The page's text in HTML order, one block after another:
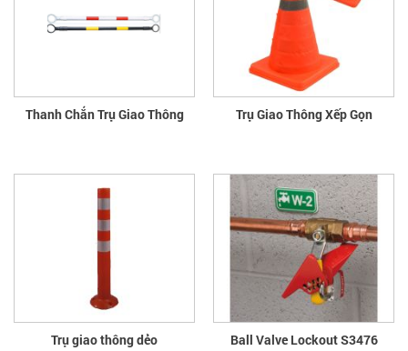
Thanh Chắn Trụ Giao Thông Trụ Giao Thông Xếp Gọn
Trụ giao thông dẻo Ball Valve Lockout S3476